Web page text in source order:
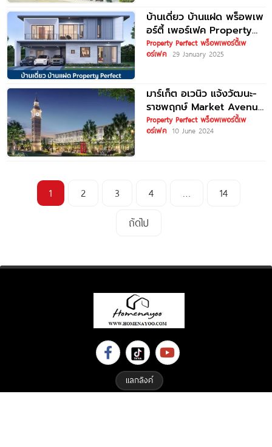
บ้านเดี่ยว บ้านแฝด พร็อพเพ
อร์ตี้ เพอร์เฟค Property
Perfect 2025 / 2568
Property Perfect พร็อพเพอร์ตี้เพ
อร์เฟค 29 January 2025
มาร์เก็ต อเวนิว แจ้งวัฒนะ-
ราชพฤกษ์ Market Avenue
Chaengwatthana-
Ratchapruek อาคาร
Property Perfect พร็อพเพอร์ตี้เพ
อร์เฟค 10 June 2024
1 2 3 4 …
14
ถัดไป
แลกลิงค์